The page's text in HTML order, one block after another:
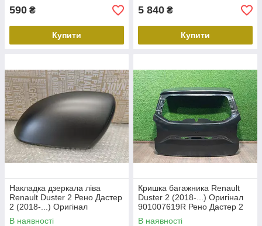
590 ₴
Купити
5 840 ₴
Купити
Накладка дзеркала ліва
Renault Duster 2 Рено Дастер
2 (2018-...) Оригінал
963734568R
В наявності
Кришка багажника Renault
Duster 2 (2018-...) Оригінал
901007619R Рено Дастер 2
В наявності